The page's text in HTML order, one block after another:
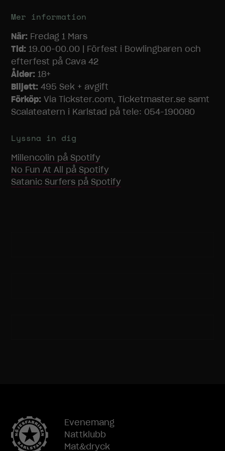
Mer information
När: Fredag 1 Mars
Tid: 19.00-00.00 | Förfest i Bowlingbaren och
efterfest på Cava 42
Ålder: 18+
Biljett: 495 Sek + avgift
Förköp: Via Tickster.com, Ticketmaster.se samt
Scalateatern i Karlstad på tele: 054-190080
Lyssna in dig
Millencolin på Spotify
No Fun At All på Spotify
Satanic Surfers på Spotify
Evenemang
Nattklubb
Mat&dryck
intressen och
ditt beteende
när du surfar